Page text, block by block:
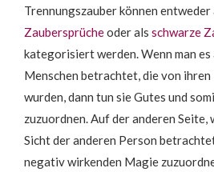
Trennungszauber können entweder
Zaubersprücheoder als schwarze
kategorisiert werden. Wenn man es
Menschen betrachtet, die von
wurden, dann tun sie Gutes und
zuzuordnen. Auf der anderen Seite,
Sicht der anderen Person
negativ wirkenden Magie